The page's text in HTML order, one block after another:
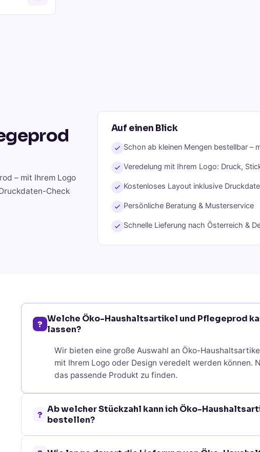
– mit Ihrem Logo
Check
Auf einen Blick
Schon ab kleinen Mengen bestellbar –
Veredelung mit Ihrem Logo: Druck,
Kostenloses Layout inklusive
Persönliche Beratung & Musterservice
Schnelle Lieferung nach Österreich &
? Welche Öko-Haushaltsartikel und Pflegeprod
lassen?
Wir bieten eine große Auswahl an Öko-
mit Ihrem Logo oder Design veredelt werden können.
das passende Produkt zu finden.
? Ab welcher Stückzahl kann ich Öko-
bestellen?